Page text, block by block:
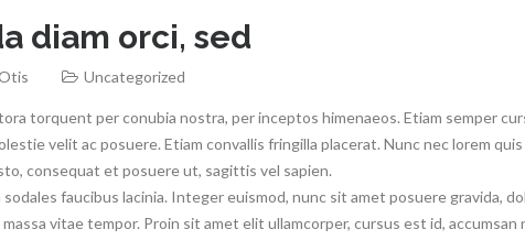
diam orci, sed
Uncategorized
torquent per conubia nostra, per inceptos himenaeos. Etiam semper
velit ac posuere. Etiam convallis fringilla placerat. Nunc nec lorem
consequat et posuere ut, sagittis vel sapien.
faucibus lacinia. Integer euismod, nunc sit amet posuere gravida,
vitae tempor. Proin sit amet elit ullamcorper, cursus est id,